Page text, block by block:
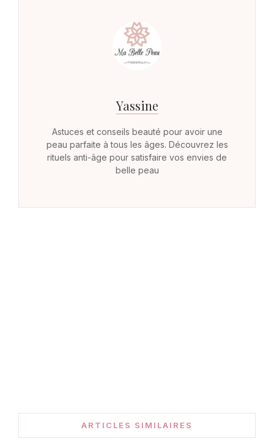
Yassine
Astuces et conseils beauté pour avoir une
peau parfaite à tous les âges. Découvrez les
rituels anti-âge pour satisfaire vos envies de
belle peau
ARTICLES SIMILAIRES